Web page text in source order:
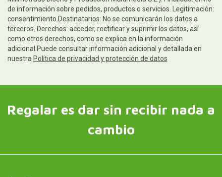
de información sobre pedidos, productos o servicios. Legitimación:
consentimiento.Destinatarios: No se comunicarán los datos a
terceros. Derechos: acceder, rectificar y suprimir los datos, así
como otros derechos, como se explica en la información
adicional.Puede consultar información adicional y detallada en
nuestra Política de privacidad y protección de datos
Regalar es dar sin recibir nada a
cambio